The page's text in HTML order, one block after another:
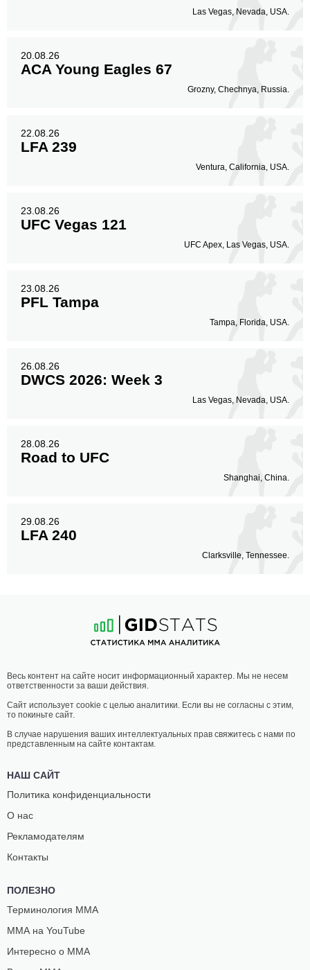
Las Vegas, Nevada, USA.
20.08.26
ACA Young Eagles 67
Grozny, Chechnya, Russia.
22.08.26
LFA 239
Ventura, California, USA.
23.08.26
UFC Vegas 121
UFC Apex, Las Vegas, USA.
23.08.26
PFL Tampa
Tampa, Florida, USA.
26.08.26
DWCS 2026: Week 3
Las Vegas, Nevada, USA.
28.08.26
Road to UFC
Shanghai, China.
29.08.26
LFA 240
Clarksville, Tennessee.
Весь контент на сайте носит информационный характер. Мы не несем
ответственности за ваши действия.
Сайт использует cookie с целью аналитики. Если вы не согласны с этим,
то покиньте сайт.
В случае нарушения ваших интеллектуальных прав свяжитесь с нами по
представленным на сайте контактам.
НАШ САЙТ
Политика конфиденциальности
О нас
Рекламодателям
Контакты
ПОЛЕЗНО
Терминология ММА
ММА на YouTube
Интересно о ММА